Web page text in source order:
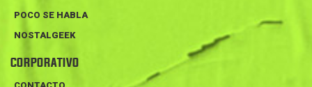
POCO SE HABLA
NOSTALGEEK
CORPORATIVO